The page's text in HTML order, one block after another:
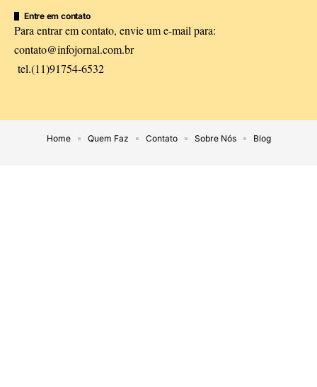
Entre em contato
Para entrar em contato, envie um e-mail para:
contato@infojornal.com.br
tel.(11)91754-6532
Home Quem Faz Contato Sobre Nós Blog